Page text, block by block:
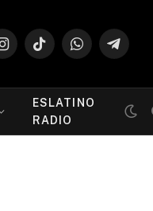
InstagramTikTokWhatsApp
ESLATINO
RADIO